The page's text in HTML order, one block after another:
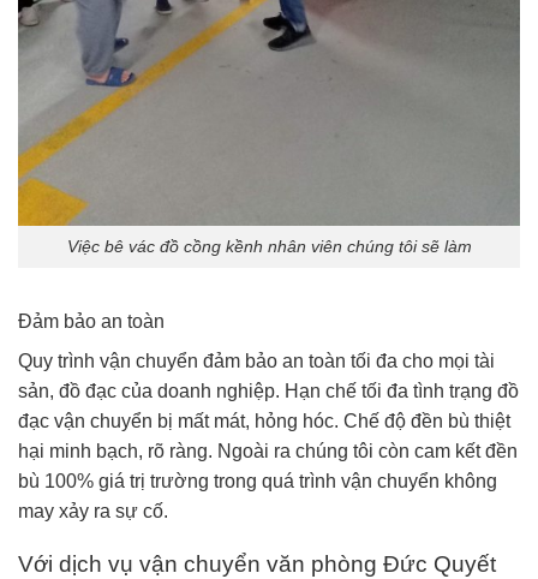
Việc bê vác đồ cồng kềnh nhân viên chúng tôi sẽ làm
Đảm bảo an toàn
Quy trình vận chuyển đảm bảo an toàn tối đa cho mọi tài
sản, đồ đạc của doanh nghiệp. Hạn chế tối đa tình trạng đồ
đạc vận chuyển bị mất mát, hỏng hóc. Chế độ đền bù thiệt
hại minh bạch, rõ ràng. Ngoài ra chúng tôi còn cam kết đền
bù 100% giá trị trường trong quá trình vận chuyển không
may xảy ra sự cố.
Với dịch vụ vận chuyển văn phòng Đức Quyết